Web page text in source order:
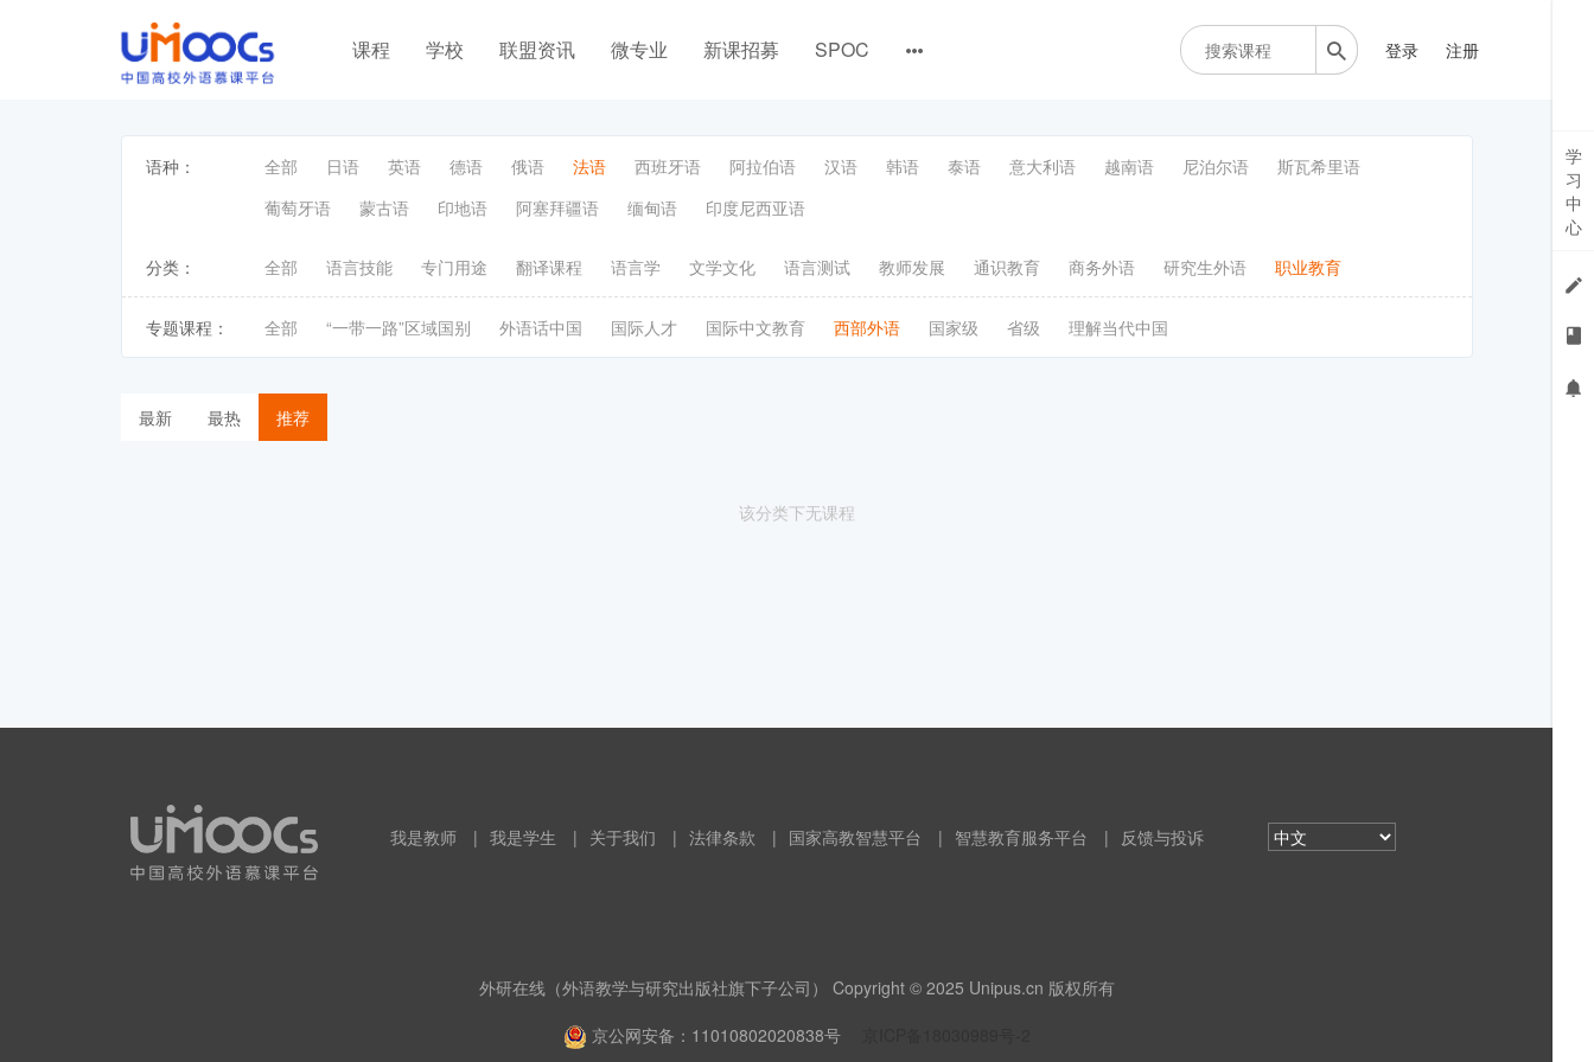
课程 学校 联盟资讯 微专业 新课招募 SPOC 登录 注册
语种： 全部 日语 英语 德语 俄语 法语 西班牙语 阿拉伯语 汉语 韩语 泰语 意大利语 越南语 尼泊尔语
斯瓦希里语
葡萄牙语
蒙古语 印地语 阿塞拜疆语 缅甸语 印度尼西亚语
分类： 全部 语言技能 专门用途 翻译课程 语言学 文学文化 语言测试 教师发展 通识教育 商务外语 研究生外语 职业教育
专题课程： 全部 “一带一路”区域国别 外语话中国 国际人才 国际中文教育 西部外语 国家级 省级 理解当代中国
最新 最热 推荐
该分类下无课程
我是教师 | 我是学生 | 关于我们 | 法律条款 | 国家高教智慧平台 | 智慧教育服务平台 | 反馈与投诉
外研在线（外语教学与研究出版社旗下子公司） Copyright © 2025 Unipus.cn 版权所有
京公网安备：11010802020838号
学
习
中
心